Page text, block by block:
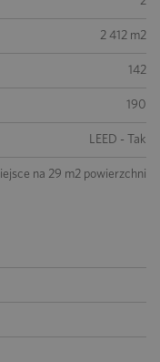
2 412 m2
142
190
LEED - Tak
na 29 m2 powierzchni